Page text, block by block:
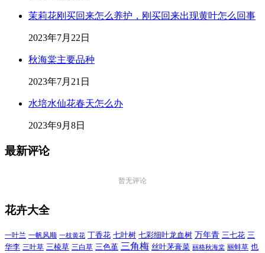
茉莉花刚买回来怎么养护，刚买回来出现黄叶怎么回事
2023年7月22日
秋海棠主要品种
2023年7月21日
水培水仙花春天怎么办
2023年9月8日
最新评论
暂无评论
花卉大全
一叶兰 一帆风顺 一枝黄花 丁香花 七叶树 七彩细叶龙血树 万年青 三七花 三
华李 三叶草 三棱草 三白草 三色堇 三角梅 丝叶茅膏菜 丽格秋海棠 丽蚌草 也